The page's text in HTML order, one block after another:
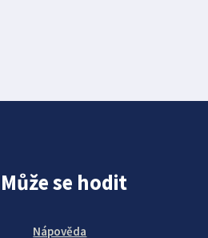
Může se hodit
Nápověda